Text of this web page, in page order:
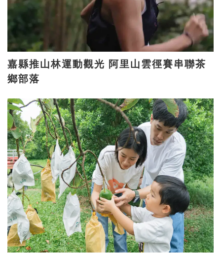
嘉縣推山林運動觀光 阿里山雲徑賽串聯茶
鄉部落